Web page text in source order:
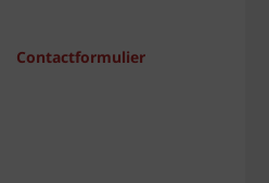
Contactformulier